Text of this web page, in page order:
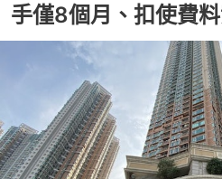
手僅8個月、扣使費